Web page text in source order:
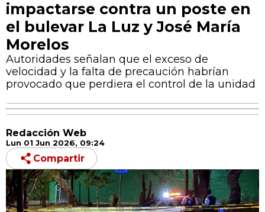
impactarse contra un poste en
el bulevar La Luz y José María
Morelos
Autoridades señalan que el exceso de
velocidad y la falta de precaución habrían
provocado que perdiera el control de la unidad
Redacción Web
Lun 01 Jun 2026, 09:24
Compartir